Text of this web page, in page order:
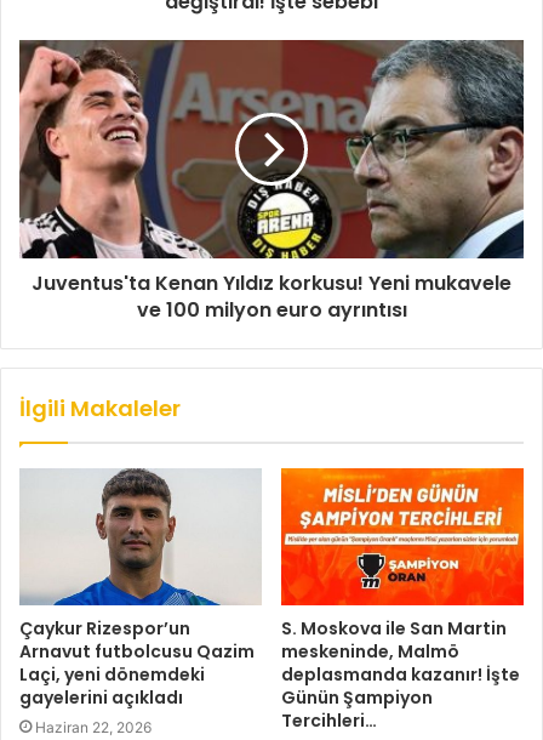
Juventus'ta Kenan Yıldız korkusu! Yeni mukavele
ve 100 milyon euro ayrıntısı
İlgili Makaleler
Çaykur Rizespor’un
Arnavut futbolcusu Qazim
Laçi, yeni dönemdeki
gayelerini açıkladı
Haziran 22, 2026
S. Moskova ile San Martin
meskeninde, Malmö
deplasmanda kazanır! İşte
Günün Şampiyon
Tercihleri…